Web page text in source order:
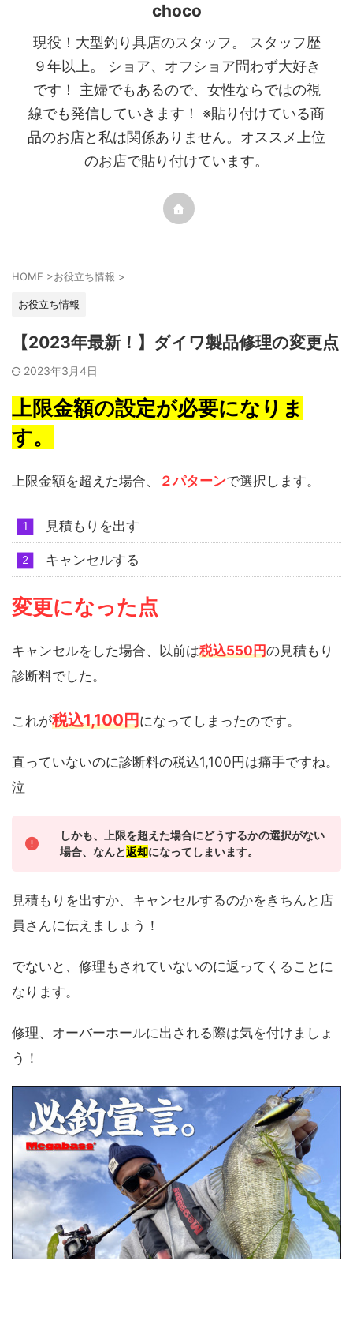
choco
現役！大型釣り具店のスタッフ。 スタッフ歴
９年以上。 ショア、オフショア問わず大好き
です！ 主婦でもあるので、女性ならではの視
線でも発信していきます！ ※貼り付けている商
品のお店と私は関係ありません。オススメ上位
のお店で貼り付けています。
HOME >お役立ち情報 >
お役立ち情報
【2023年最新！】ダイワ製品修理の変更点
2023年3月4日
上限金額の設定が必要になりま
す。
上限金額を超えた場合、 ２パターンで選択します。
見積もりを出す
キャンセルする
変更になった点
キャンセルをした場合、以前は税込550円の見積もり
診断料でした。
これが税込1,100円になってしまったのです。
直っていないのに診断料の税込1,100円は痛手ですね。
泣
しかも、上限を超えた場合にどうするかの選択がない
場合、なんと返却になってしまいます。
見積もりを出すか、キャンセルするのかをきちんと店
員さんに伝えましょう！
でないと、修理もされていないのに返ってくることに
なります。
修理、オーバーホールに出される際は気を付けましょ
う！